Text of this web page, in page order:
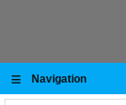
≡ Navigation